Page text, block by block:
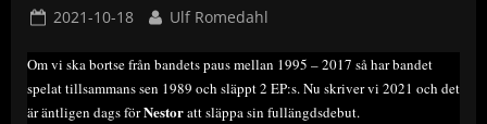
Posted
2021-10-18 By
Ulf Romedahl
Om vi ska bortse från bandets paus mellan 1995 – 2017 så har bandet
spelat tillsammans sen 1989 och släppt 2 EP:s. Nu skriver vi 2021 och det
är äntligen dags förNestoratt släppa sin fullängdsdebut.